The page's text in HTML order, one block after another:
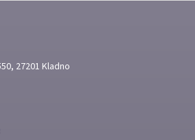
27201 Kladno